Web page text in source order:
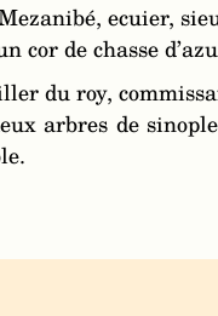
ecuier,
cor de chasse
du roy,
arbres de